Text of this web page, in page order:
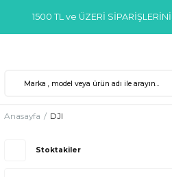
1500 TL ve ÜZERİ
Anasayfa DJI
Stoktakiler